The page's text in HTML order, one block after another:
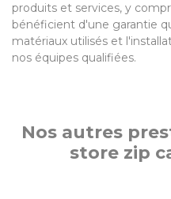
produits et services, y
bénéficient d'une garantie
matériaux utilisés et
nos équipes qualifiées.
Nos autres
store zip